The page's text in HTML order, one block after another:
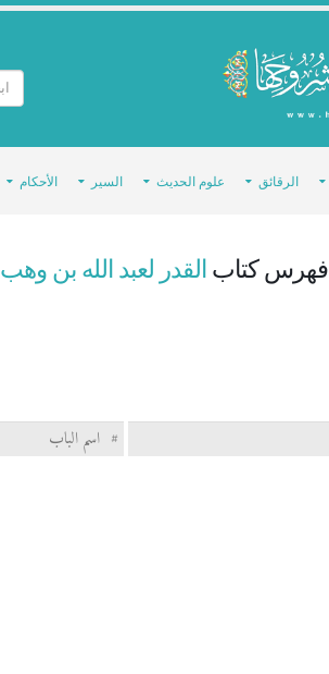
الرقائق علوم الحديث السير الأحكام
فهرس كتاب القدر لعبد الله بن وهب
# اسم الباب